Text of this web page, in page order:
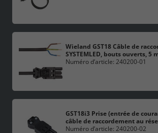
Wieland GST18 Câble de
SYSTEMLED, bouts ouverts, 5
Numéro d’article: 240200-01
GST18i3 Prise (entrée de
câble de raccordement au
Numéro d’article: 240200-02